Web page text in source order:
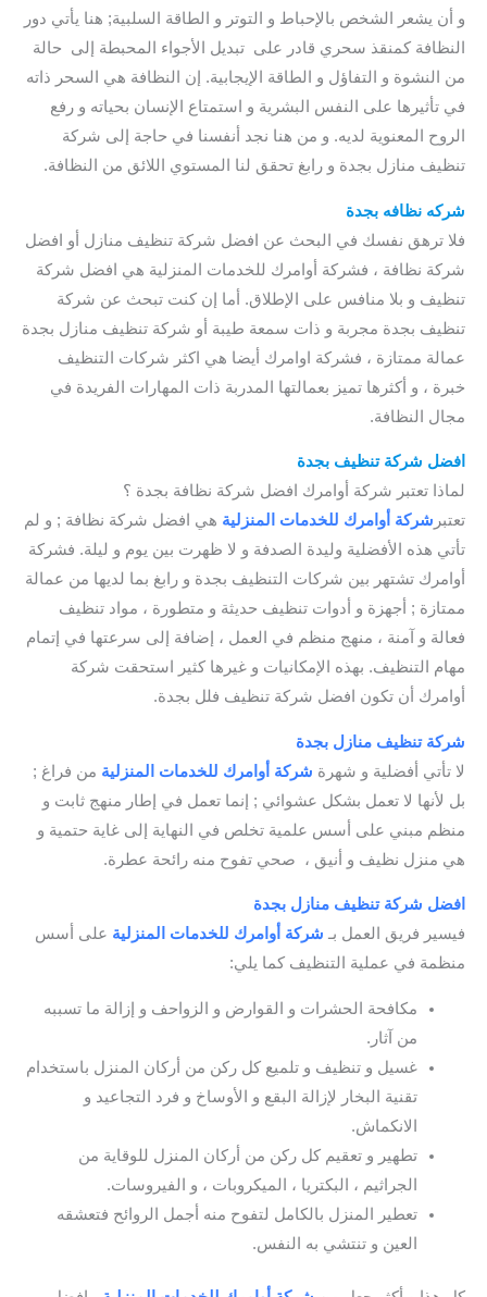
و أن يشعر الشخص بالإحباط و التوتر و الطاقة السلبية; هنا يأتي دور
النظافة كمنقذ سحري قادر على تبديل الأجواء المحبطة إلى حالة
من النشوة و التفاؤل و الطاقة الإيجابية. إن النظافة هي السحر ذاته
في تأثيرها على النفس البشرية و استمتاع الإنسان بحياته و رفع
الروح المعنوية لديه. و من هنا نجد أنفسنا في حاجة إلى شركة
تنظيف منازل بجدة و رابغ تحقق لنا المستوي اللائق من النظافة.
شركه نظافه بجدة
فلا ترهق نفسك في البحث عن افضل شركة تنظيف منازل أو افضل
شركة نظافة ، فشركة أوامرك للخدمات المنزلية هي افضل شركة
تنظيف و بلا منافس على الإطلاق. أما إن كنت تبحث عن شركة
تنظيف بجدة مجربة و ذات سمعة طيبة أو شركة تنظيف منازل بجدة
عمالة ممتازة ، فشركة اوامرك أيضا هي اكثر شركات التنظيف
خبرة ، و أكثرها تميز بعمالتها المدربة ذات المهارات الفريدة في
مجال النظافة.
افضل شركة تنظيف بجدة
لماذا تعتبر شركة أوامرك افضل شركة نظافة بجدة ؟
تعتبر شركة أوامرك للخدمات المنزلية هي افضل شركة نظافة ; و لم
تأتي هذه الأفضلية وليدة الصدفة و لا ظهرت بين يوم و ليلة. فشركة
أوامرك تشتهر بين شركات التنظيف بجدة و رابغ بما لديها من عمالة
ممتازة ; أجهزة و أدوات تنظيف حديثة و متطورة ، مواد تنظيف
فعالة و آمنة ، منهج منظم في العمل ، إضافة إلى سرعتها في إتمام
مهام التنظيف. بهذه الإمكانيات و غيرها كثير استحقت شركة
أوامرك أن تكون افضل شركة تنظيف فلل بجدة.
شركة تنظيف منازل بجدة
لا تأتي أفضلية و شهرة شركة أوامرك للخدمات المنزلية من فراغ ;
بل لأنها لا تعمل بشكل عشوائي ; إنما تعمل في إطار منهج ثابت و
منظم مبني على أسس علمية تخلص في النهاية إلى غاية حتمية و
هي منزل نظيف و أنيق ، صحي تفوح منه رائحة عطرة.
افضل شركة تنظيف منازل بجدة
فيسير فريق العمل بـ شركة أوامرك للخدمات المنزلية على أسس
منظمة في عملية التنظيف كما يلي:
مكافحة الحشرات و القوارض و الزواحف و إزالة ما تسببه
من آثار.
غسيل و تنظيف و تلميع كل ركن من أركان المنزل باستخدام
تقنية البخار لإزالة البقع و الأوساخ و فرد التجاعيد و
الانكماش.
تطهير و تعقيم كل ركن من أركان المنزل للوقاية من
الجراثيم ، البكتريا ، الميكروبات ، و الفيروسات.
تعطير المنزل بالكامل لتفوح منه أجمل الروائح فتعشقه
العين و تنتشي به النفس.